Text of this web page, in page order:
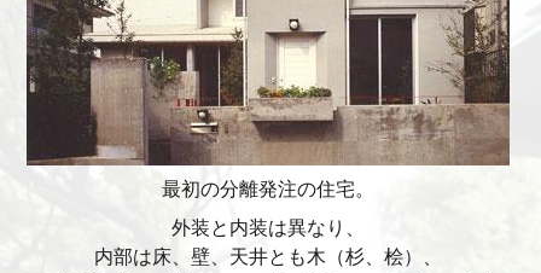
最初の分離発注の住宅。
外装と内装は異なり、
内部は床、壁、天井とも木（杉、桧）、